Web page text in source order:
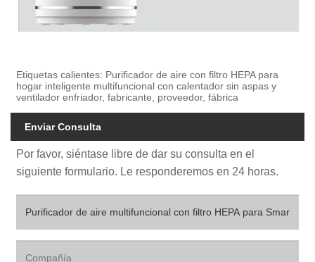
Etiquetas calientes: Purificador de aire con filtro HEPA para
hogar inteligente multifuncional con calentador sin aspas y
ventilador enfriador, fabricante, proveedor, fábrica
Enviar Consulta
Por favor, siéntase libre de dar su consulta en el
siguiente formulario. Le responderemos en 24 horas.